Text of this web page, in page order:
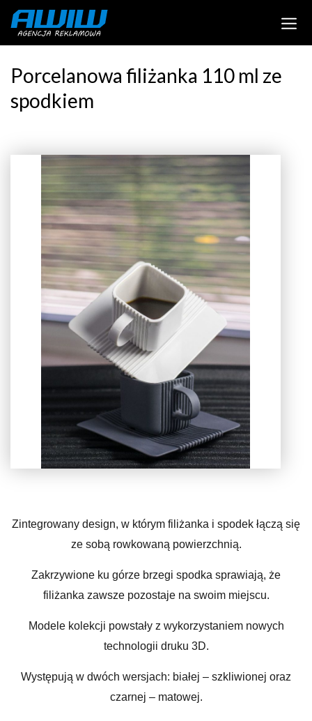
Porcelanowa filiżanka 110 ml ze
spodkiem
Zintegrowany design, w którym filiżanka i spodek łączą się
ze sobą rowkowaną powierzchnią.
Zakrzywione ku górze brzegi spodka sprawiają, że
filiżanka zawsze pozostaje na swoim miejscu.
Modele kolekcji powstały z wykorzystaniem nowych
technologii druku 3D.
Występują w dwóch wersjach: białej – szkliwionej oraz
czarnej – matowej.